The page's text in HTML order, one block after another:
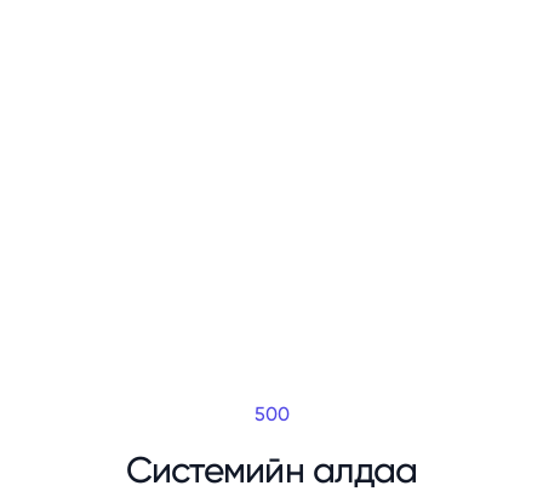
500
Системийн алдаа